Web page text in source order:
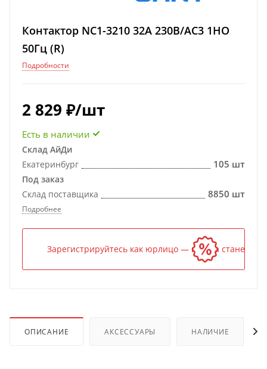
Контактор NC1-3210 32А 230В/АС3 1НО
50Гц (R)
Подробности
2 829 ₽/шт
Есть в наличии
Склад АйДи
Екатеринбург
105 шт
Под заказ
Склад поставщика
8850 шт
Подробнее
Зарегистрируйтесь как юрлицо — и цена станет
ОПИСАНИЕ АКСЕССУАРЫ НАЛИЧИЕ